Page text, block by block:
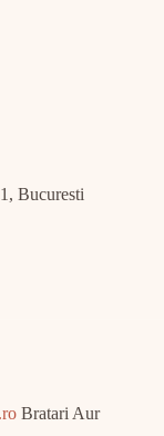
Bucuresti
Bratari Aur